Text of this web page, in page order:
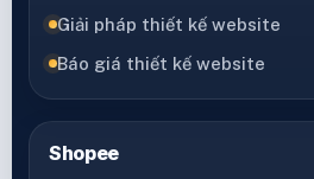
Giải pháp thiết kế website
Báo giá thiết kế website
Shopee